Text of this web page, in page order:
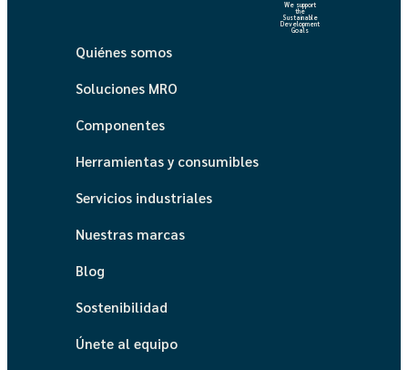
We support
the
Sustainable
Development
Goals
Quiénes somos
Soluciones MRO
Componentes
Herramientas y consumibles
Servicios industriales
Nuestras marcas
Blog
Sostenibilidad
Únete al equipo